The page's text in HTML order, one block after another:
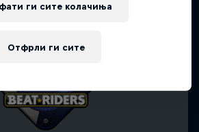
Отфрли ги сите
ги сите колачиња